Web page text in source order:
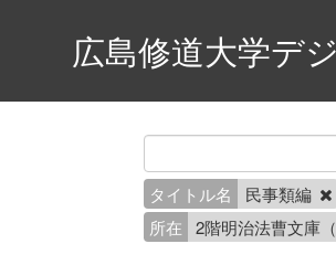
広島修道大学デ
タイトル名 民事類編
所在
2階明治法曹文庫